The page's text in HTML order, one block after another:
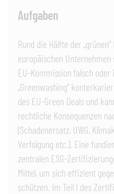
Aufgaben
Rund die Hälfte der
europäischen
EU-Kommission falsch
„Greenwashing“
des EU-Green Deals und
rechtliche Konsequenzen
(Schadenersatz, UWG,
Verfolgung etc.). Eine
zentralen ESG-
Mittel, um sich effizient
schützen. Im Teil I des